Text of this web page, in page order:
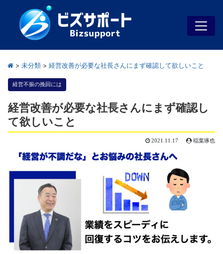
> 未分類 > 経営改善が必要な社長さんにまず確認して欲しいこと
経営不振の挽回には
経営改善が必要な社長さんにまず確認し
て欲しいこと
2021.11.17 稲葉琢也